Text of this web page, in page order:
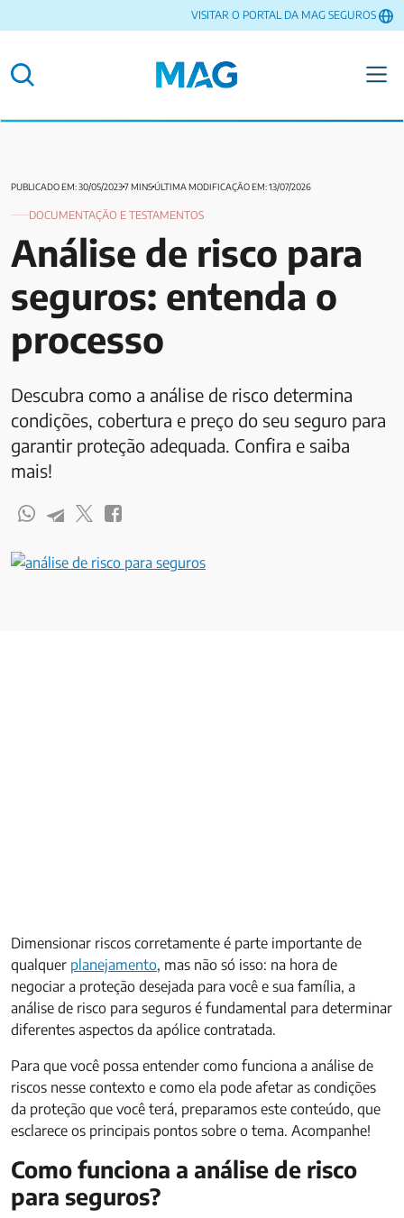
VISITAR O PORTAL DA MAG SEGUROS
PUBLICADO EM: 30/05/20237 MINSÚLTIMA MODIFICAÇÃO EM: 13/07/2026
DOCUMENTAÇÃO E TESTAMENTOS
Análise de risco para
seguros: entenda o
processo
Descubra como a análise de risco determina
condições, cobertura e preço do seu seguro para
garantir proteção adequada. Confira e saiba
mais!
Dimensionar riscos corretamente é parte importante de
qualquer planejamento, mas não só isso: na hora de
negociar a proteção desejada para você e sua família, a
análise de risco para seguros é fundamental para determinar
diferentes aspectos da apólice contratada.
Para que você possa entender como funciona a análise de
riscos nesse contexto e como ela pode afetar as condições
da proteção que você terá, preparamos este conteúdo, que
esclarece os principais pontos sobre o tema. Acompanhe!
Como funciona a análise de risco
para seguros?